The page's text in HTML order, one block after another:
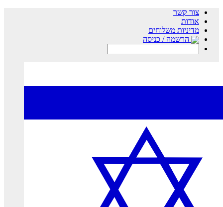
צור קשר
אודות
מדיניות משלוחים
הרשמה / כניסה